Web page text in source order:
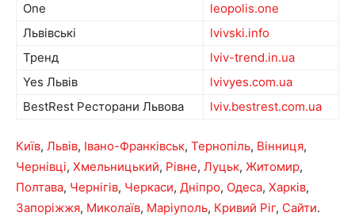
One
leopolis.one
Львівські
lvivski.info
Тренд
lviv-trend.in.ua
Yes Львів
lvivyes.com.ua
BestRest Ресторани Львова
lviv.bestrest.com.ua
Київ, Львів, Івано-Франківськ, Тернопіль, Вінниця,
Чернівці, Хмельницький, Рівне, Луцьк, Житомир,
Полтава, Чернігів, Черкаси, Дніпро, Одеса, Харків,
Запоріжжя, Миколаїв, Маріуполь, Кривий Ріг, Сайти.